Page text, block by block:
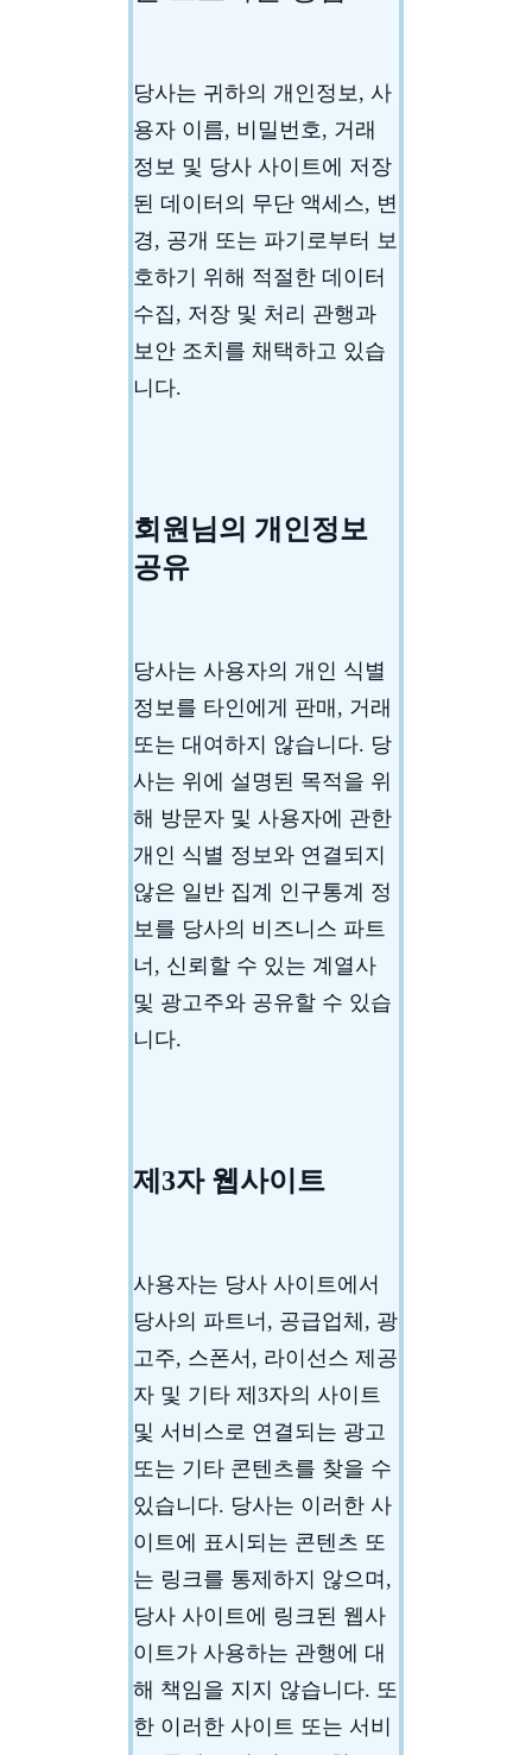
당사는 귀하의 개인정보, 사
용자 이름, 비밀번호, 거래
정보 및 당사 사이트에 저장
된 데이터의 무단 액세스, 변
경, 공개 또는 파기로부터 보
호하기 위해 적절한 데이터
수집, 저장 및 처리 관행과
보안 조치를 채택하고 있습
니다.
회원님의 개인정보
공유
당사는 사용자의 개인 식별
정보를 타인에게 판매, 거래
또는 대여하지 않습니다. 당
사는 위에 설명된 목적을 위
해 방문자 및 사용자에 관한
개인 식별 정보와 연결되지
않은 일반 집계 인구통계 정
보를 당사의 비즈니스 파트
너, 신뢰할 수 있는 계열사
및 광고주와 공유할 수 있습
니다.
제3자 웹사이트
사용자는 당사 사이트에서
당사의 파트너, 공급업체, 광
고주, 스폰서, 라이선스 제공
자 및 기타 제3자의 사이트
및 서비스로 연결되는 광고
또는 기타 콘텐츠를 찾을 수
있습니다. 당사는 이러한 사
이트에 표시되는 콘텐츠 또
는 링크를 통제하지 않으며,
당사 사이트에 링크된 웹사
이트가 사용하는 관행에 대
해 책임을 지지 않습니다. 또
한 이러한 사이트 또는 서비